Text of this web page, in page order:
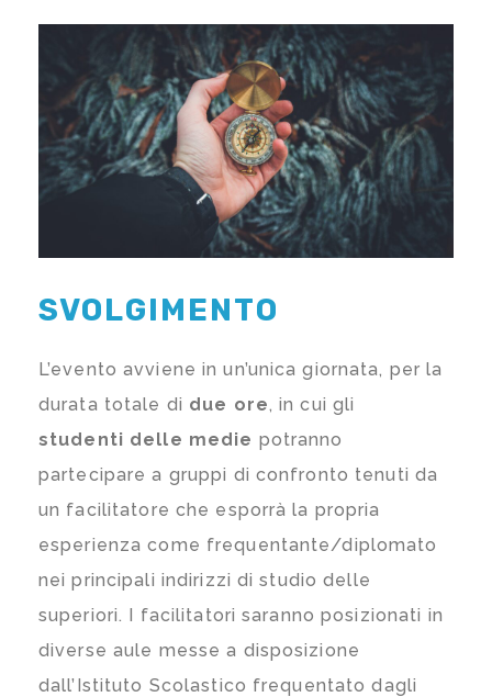
SVOLGIMENTO
L’evento avviene in un’unica giornata, per la
durata totale di due ore, in cui gli
studenti delle medie potranno
partecipare a gruppi di confronto tenuti da
un facilitatore che esporrà la propria
esperienza come frequentante/diplomato
nei principali indirizzi di studio delle
superiori. I facilitatori saranno posizionati in
diverse aule messe a disposizione
dall’Istituto Scolastico frequentato dagli